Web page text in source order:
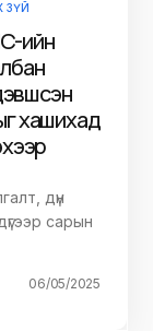
ЗҮЙ
ийн
хашихад
дүн
сарын
06/05/2025